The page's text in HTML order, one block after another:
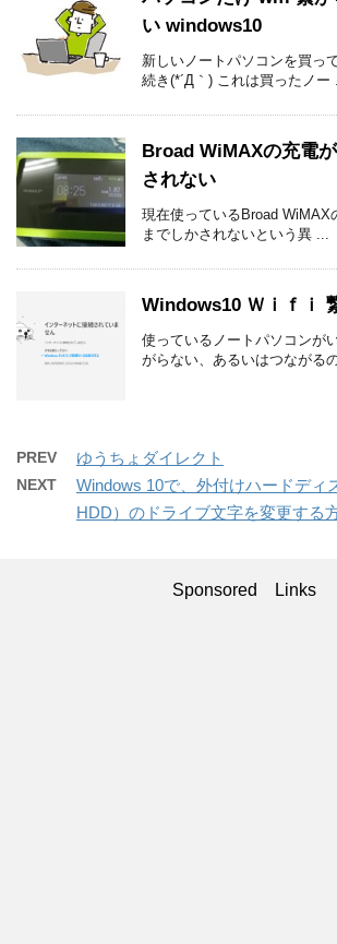
い windows10
新しいノートパソコンを買っ
続き(*´Д｀) これは買ったノー
Broad WiMAXの充電
されない
現在使っているBroad WiMAX
までしかされないという異 ...
Windows10 Ｗｉｆｉ
使っているノートパソコンが
がらない、あるいはつながる
PREV ゆうちょダイレクト
NEXT
Windows 10で、外付けハードディ
HDD）のドライブ文字を変更する
Sponsored Links